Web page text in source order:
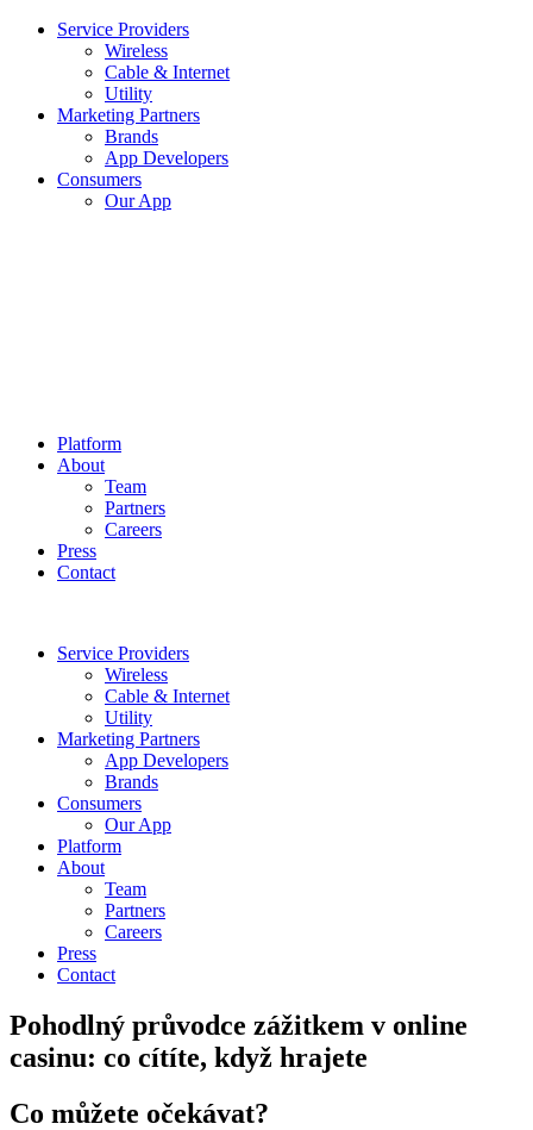
Service Providers
Wireless
Cable & Internet
Utility
Marketing Partners
Brands
App Developers
Consumers
Our App
Platform
About
Team
Partners
Careers
Press
Contact
Service Providers
Wireless
Cable & Internet
Utility
Marketing Partners
App Developers
Brands
Consumers
Our App
Platform
About
Team
Partners
Careers
Press
Contact
Pohodlný průvodce zážitkem v online
casinu: co cítíte, když hrajete
Co můžete očekávat?